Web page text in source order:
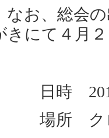
なお、総会の
きにて４月
日時
場所 クロ